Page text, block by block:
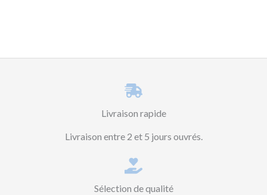
Livraison rapide
Livraison entre 2 et 5 jours ouvrés.
Sélection de qualité